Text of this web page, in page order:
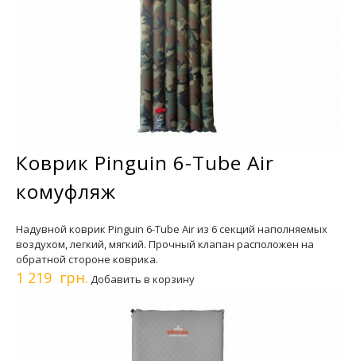
Коврик Pinguin 6-Tube Air
комуфляж
Надувной коврик Pinguin 6-Tube Air из 6 секций наполняемых
воздухом, легкий, мягкий. Прочный клапан расположен на
обратной стороне коврика.
1 219 грн. Добавить в корзину